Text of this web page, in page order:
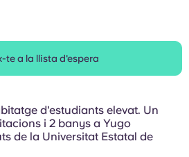
Italian
te a la llista d'espera
d'estudiants elevat. Un
i 2 banys a Yugo
de la Universitat Estatal de